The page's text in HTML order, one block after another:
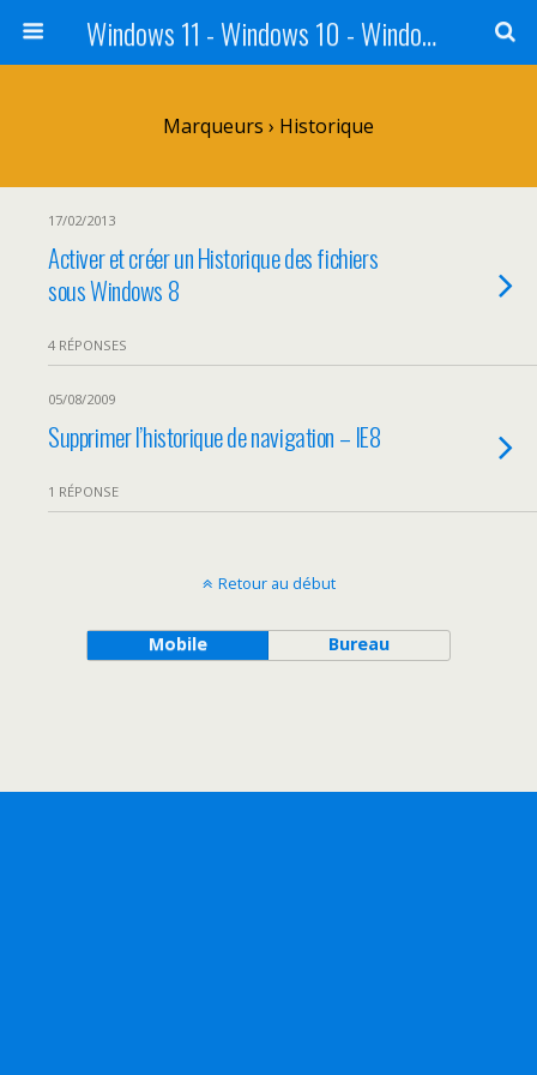
Windows 11 - Windows 10 - Windows 8 - Windows 7 - VISTA
Marqueurs › Historique
17/02/2013
Activer et créer un Historique des fichiers
sous Windows 8
4 RÉPONSES
05/08/2009
Supprimer l’historique de navigation – IE8
1 RÉPONSE
Retour au début
Mobile Bureau